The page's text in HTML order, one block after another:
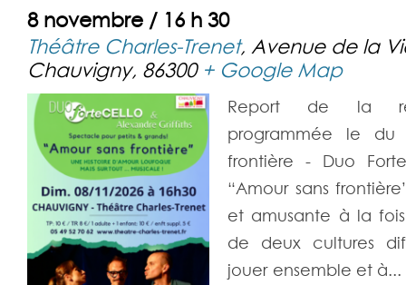
8 novembre / 16 h 30
Théâtre Charles-Trenet, Avenue de la
Chauvigny, 86300 + Google Map
Report de la
programmée le du
frontière - Duo
“Amour sans
et amusante à la
de deux cultures
jouer ensemble et